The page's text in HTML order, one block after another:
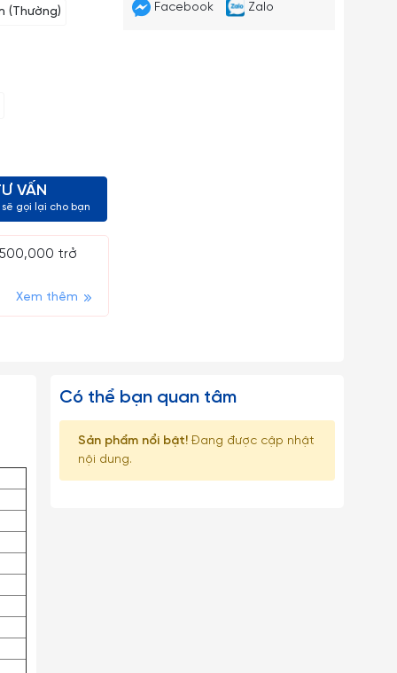
(Thường)
VẤN
gọi lại cho bạn
trở
Xem thêm
Facebook Zalo
Có thể bạn quan tâm
Sản phẩm nổi bật!Đang được cập nhật
nội dung.